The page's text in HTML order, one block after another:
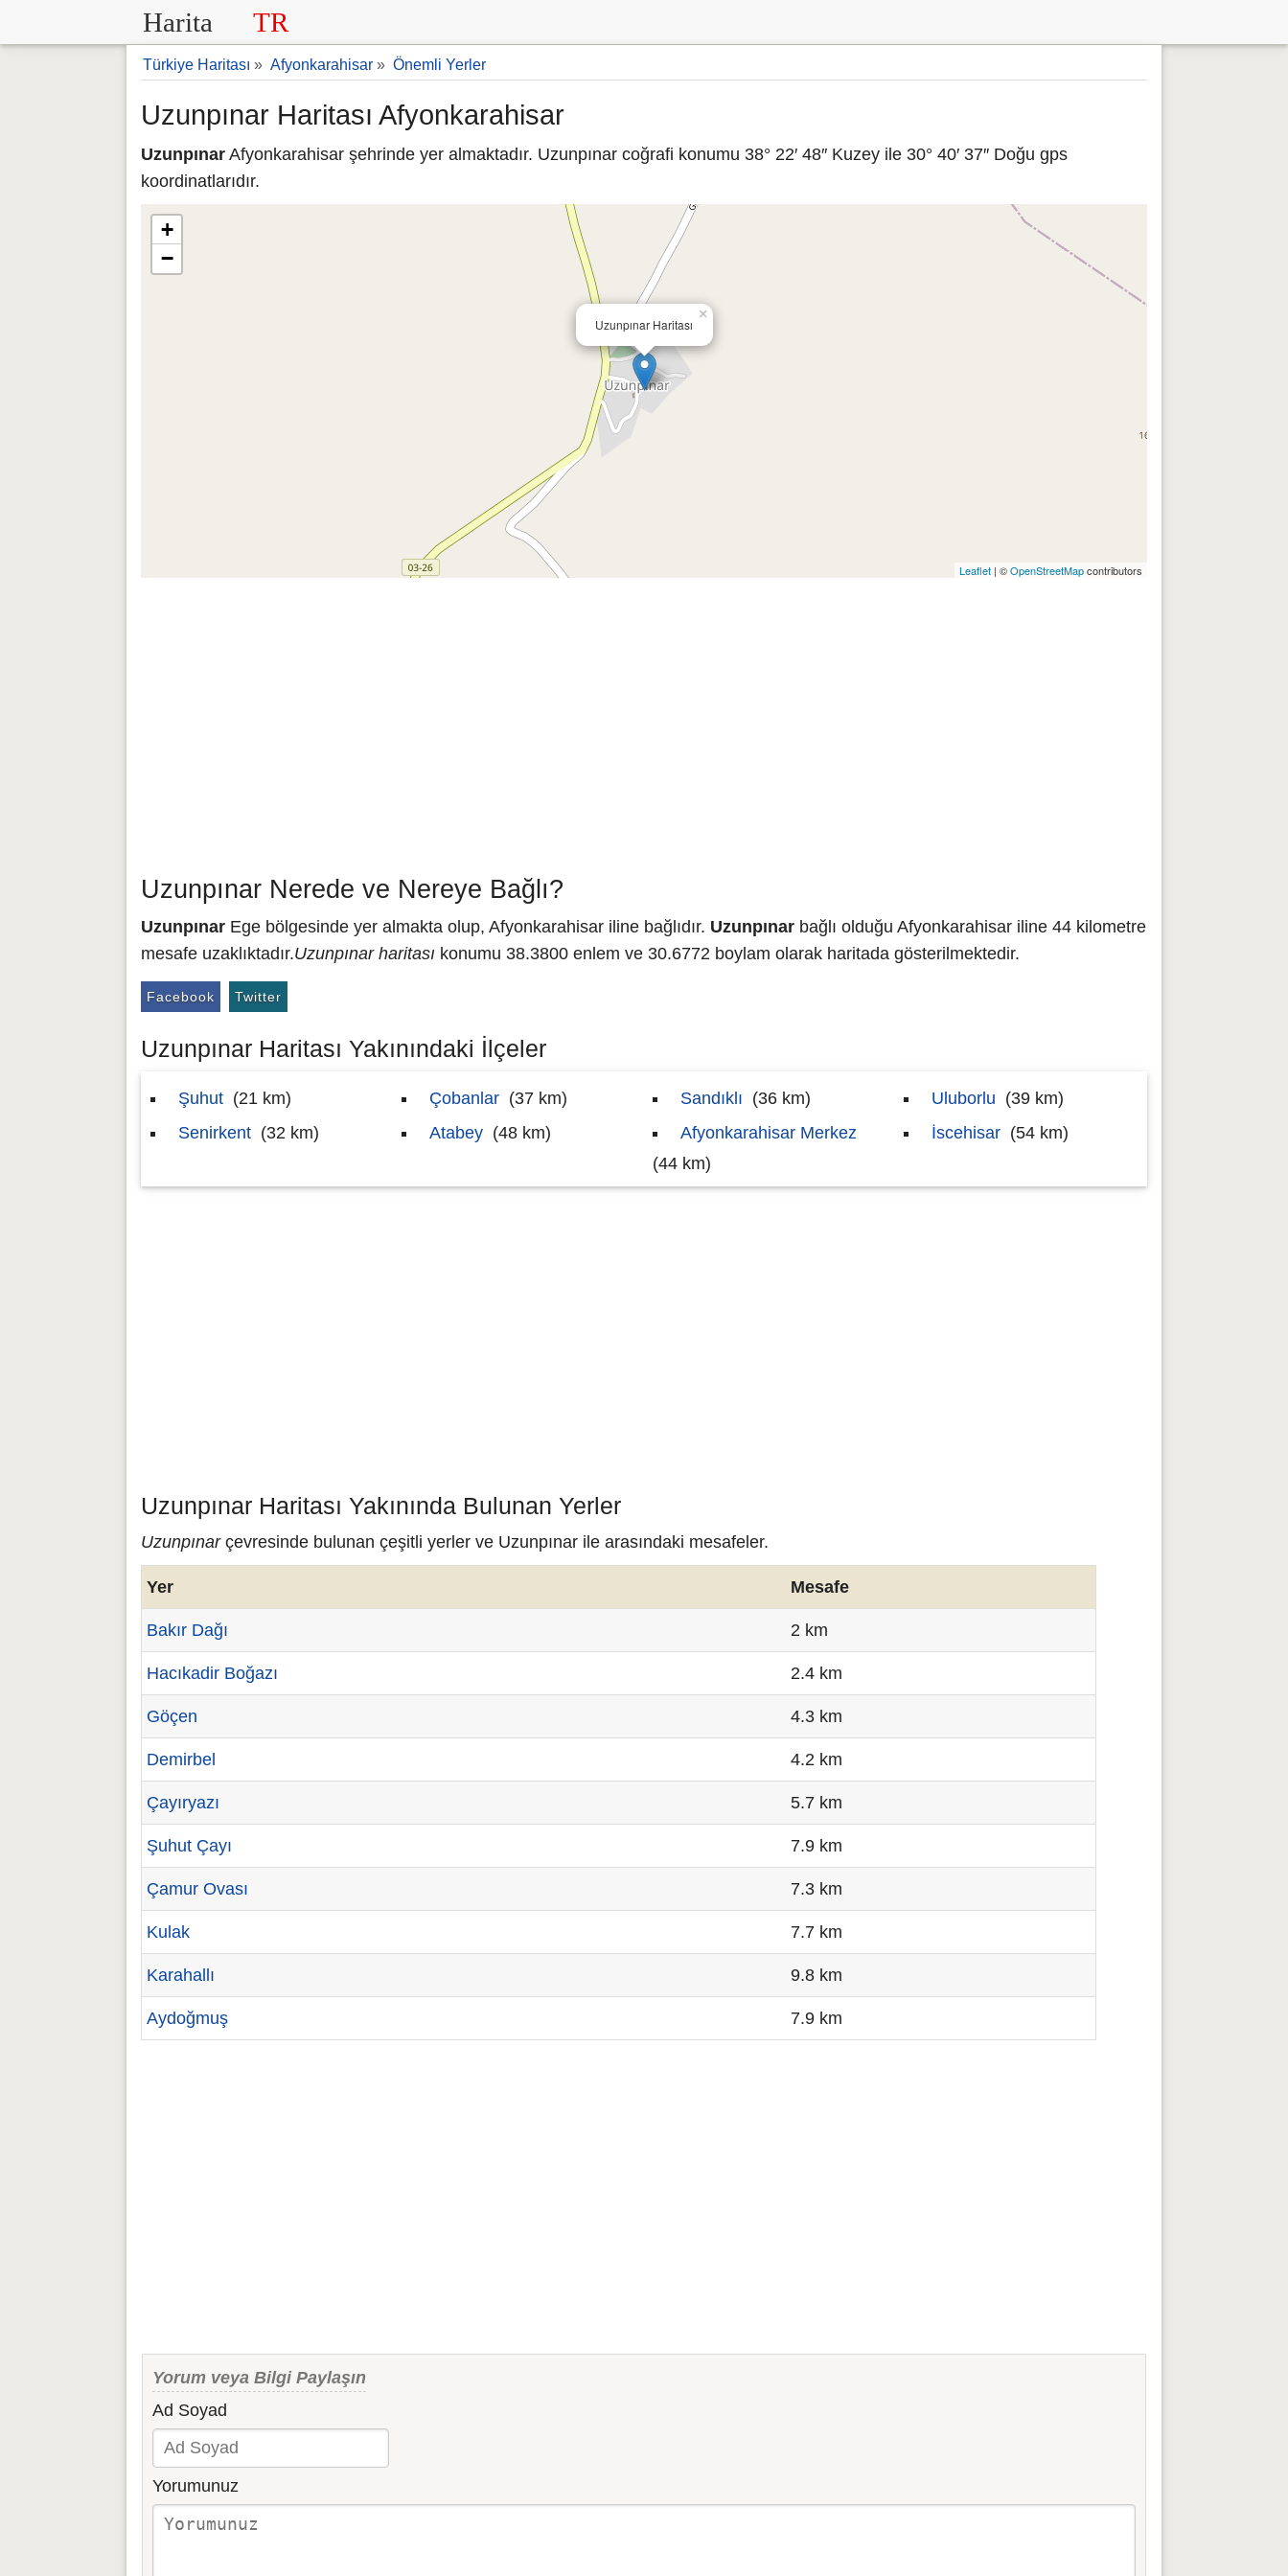
Harita TR
Türkiye Haritası » Afyonkarahisar » Önemli Yerler
Uzunpınar Haritası Afyonkarahisar
Uzunpınar Afyonkarahisar şehrinde yer almaktadır. Uzunpınar coğrafi konumu 38° 22′ 48″ Kuzey ile 30° 40′ 37″ Doğu gps
koordinatlarıdır.
Uzunpınar Haritası
×
+
−
Leaflet | ©OpenStreetMapcontributors
Uzunpınar Nerede ve Nereye Bağlı?
Uzunpınar Ege bölgesinde yer almakta olup, Afyonkarahisar iline bağlıdır. Uzunpınar bağlı olduğu Afyonkarahisar iline 44 kilometre
mesafe uzaklıktadır.Uzunpınar haritası konumu 38.3800 enlem ve 30.6772 boylam olarak haritada gösterilmektedir.
Facebook Twitter
Uzunpınar Haritası Yakınındaki İlçeler
Şuhut (21 km)
Senirkent (32 km)
Çobanlar (37 km)
Atabey (48 km)
Sandıklı (36 km)
Afyonkarahisar Merkez
(44 km)
Uluborlu (39 km)
İscehisar (54 km)
Uzunpınar Haritası Yakınında Bulunan Yerler
Uzunpınarçevresinde bulunan çeşitli yerler ve Uzunpınar ile arasındaki mesafeler.
Yer Mesafe
Bakır Dağı 2 km
Hacıkadir Boğazı 2.4 km
Göçen 4.3 km
Demirbel 4.2 km
Çayıryazı 5.7 km
Şuhut Çayı 7.9 km
Çamur Ovası 7.3 km
Kulak 7.7 km
Karahallı 9.8 km
Aydoğmuş 7.9 km
Yorum veya Bilgi Paylaşın
Ad Soyad
Yorumunuz